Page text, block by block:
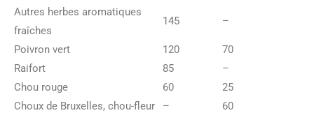
Autres herbes aromatiques
fraîches
145 –
Poivron vert 120
70
Raifort
85
–
Chou rouge
60
25
Choux de Bruxelles, chou-fleur
–
60